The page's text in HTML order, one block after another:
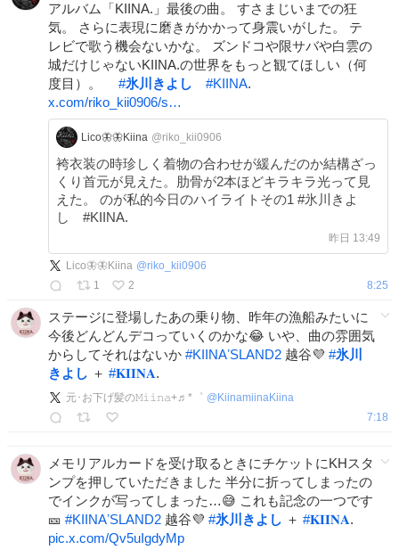
アルバム「KIINA.」最後の曲。 すさまじいまでの狂
気。 さらに表現に磨きがかかって身震いがした。 テ
レビで歌う機会ないかな。 ズンドコや限サバや白雲の
城だけじゃないKIINA.の世界をもっと観てほしい（何
度目）。 #氷川きよし #KIINA.
x.com/riko_kii0906/s…
Lico🦋🦋Kiina @riko_kii0906
袴衣装の時珍しく着物の合わせが緩んだのか結構ざっ
くり首元が見えた。肋骨が2本ほどキラキラ光って見
えた。 のが私的今日のハイライトその1 #氷川きよ
し #KIINA.
昨日 13:49
Lico🦋🦋Kiina @riko_kii0906
1
2 8:25
ステージに登場したあの乗り物、昨年の漁船みたいに
今後どんどんデコっていくのかな😂 いや、曲の雰囲気
からしてそれはないか #KIINAʼSLAND2 越谷💜 #氷川
きよし ＋ #𝐊𝐈𝐈𝐍𝐀.
元･お下げ髪の𝙼𝚒𝚒𝚗𝚊+♬*゜ @ KiinamiinaKiina
7:18
メモリアルカードを受け取るときにチケットにKHスタ
ンプを押していただきました 半分に折ってしまったの
でインクが写ってしまった…😅 これも記念の一つです
🎫 #KIINAʼSLAND2 越谷💜 #氷川きよし ＋ #𝐊𝐈𝐈𝐍𝐀.
pic.x.com/Qv5uIgdyMp